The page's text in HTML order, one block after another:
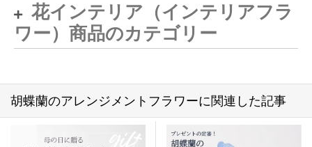
花インテリア（インテリアフラ
ワー）商品のカテゴリー
胡蝶蘭のアレンジメントフラワーに関連した記事